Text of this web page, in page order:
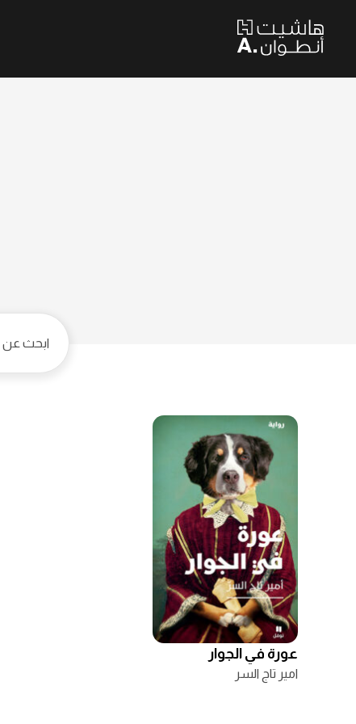
عورة في الجوار
امير تاج السر